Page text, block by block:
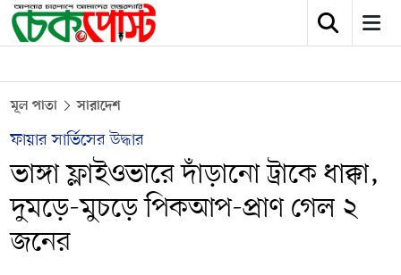
মূল পাতা সারাদেশ
ফায়ার সার্ভিসের উদ্ধার
ভাঙ্গা ফ্লাইওভারে দাঁড়ানো ট্রাকে ধাক্কা,
দুমড়ে-মুচড়ে পিকআপ-প্রাণ গেল ২
জনের